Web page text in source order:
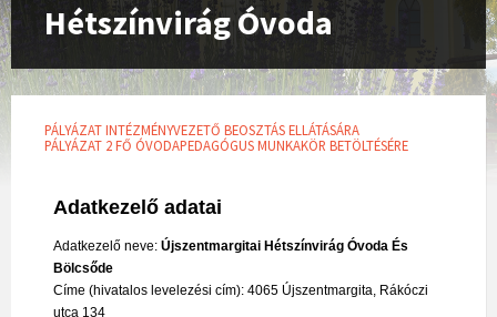
Hétszínvirág Óvoda
PÁLYÁZAT INTÉZMÉNYVEZETŐ BEOSZTÁS ELLÁTÁSÁRA
PÁLYÁZAT 2 FŐ ÓVODAPEDAGÓGUS MUNKAKÖR BETÖLTÉSÉRE